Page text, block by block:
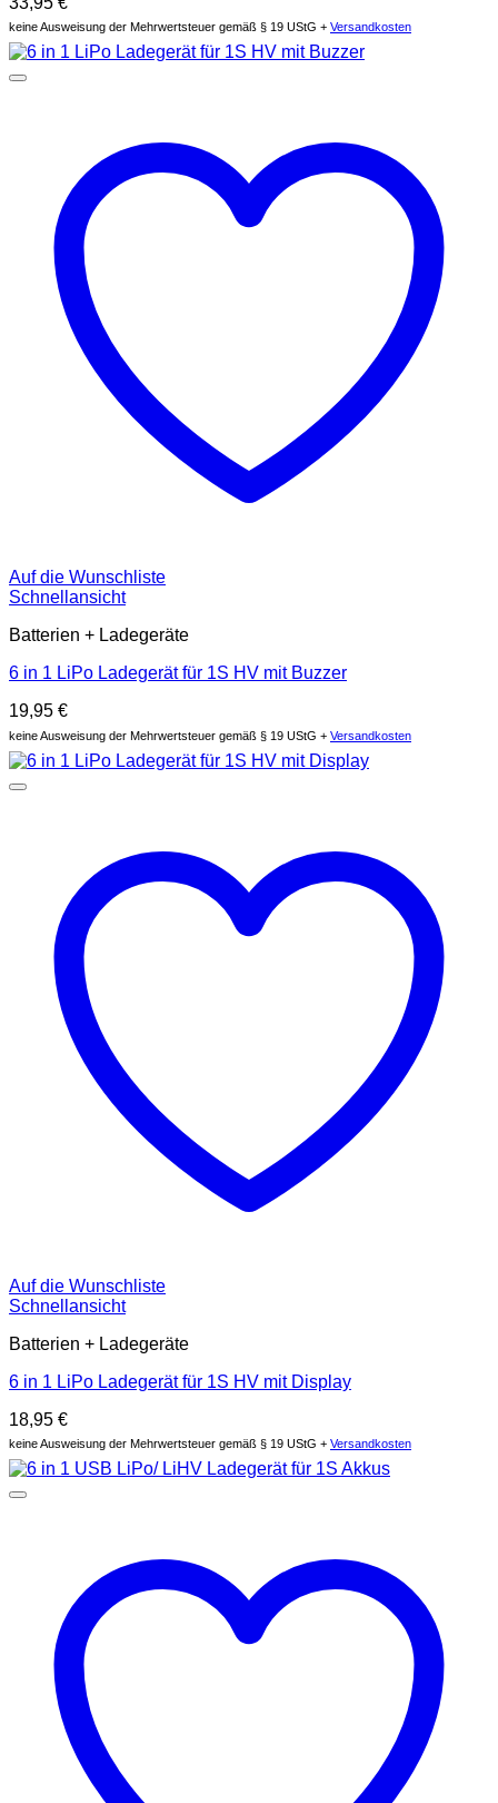
keine Ausweisung der Mehrwertsteuer gemäß § 19 UStG + Versandkosten
Auf die Wunschliste
Schnellansicht
Batterien + Ladegeräte
6 in 1 LiPo Ladegerät für 1S HV mit Buzzer
19,95 €
keine Ausweisung der Mehrwertsteuer gemäß § 19 UStG + Versandkosten
Auf die Wunschliste
Schnellansicht
Batterien + Ladegeräte
6 in 1 LiPo Ladegerät für 1S HV mit Display
18,95 €
keine Ausweisung der Mehrwertsteuer gemäß § 19 UStG + Versandkosten